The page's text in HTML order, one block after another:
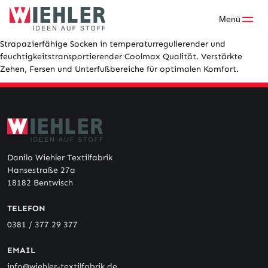
Skip
Menü
Strapazierfähige Socken in temperaturregulierender und
feuchtigkeitstransportierender Coolmax Qualität. Verstärkte
Zehen, Fersen und Unterfußbereiche für optimalen Komfort.
Danilo Wiehler Textilfabrik
Hansestraße 27a
18182 Bentwisch
TELEFON
0381 / 377 29 377
EMAIL